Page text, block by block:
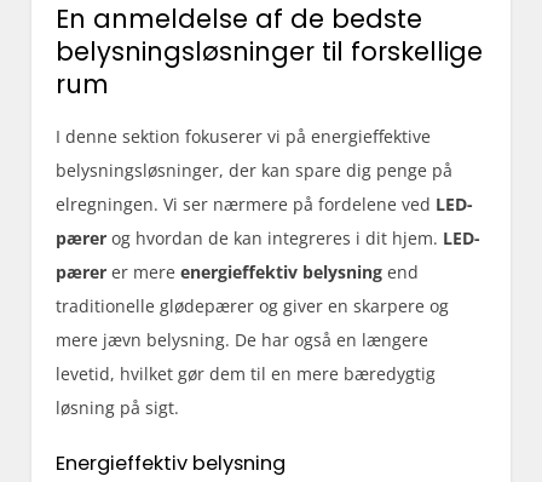
En anmeldelse af de bedste
belysningsløsninger til forskellige
rum
I denne sektion fokuserer vi på energieffektive
belysningsløsninger, der kan spare dig penge på
elregningen. Vi ser nærmere på fordelene ved LED-
pærer og hvordan de kan integreres i dit hjem. LED-
pærer er mereenergieffektiv belysning end
traditionelle glødepærer og giver en skarpere og
mere jævn belysning. De har også en længere
levetid, hvilket gør dem til en mere bæredygtig
løsning på sigt.
Energieffektiv belysning